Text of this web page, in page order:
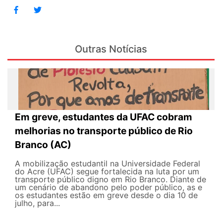
Outras Notícias
Em greve, estudantes da UFAC cobram
melhorias no transporte público de Rio
Branco (AC)
A mobilização estudantil na Universidade Federal
do Acre (UFAC) segue fortalecida na luta por um
transporte público digno em Rio Branco. Diante de
um cenário de abandono pelo poder público, as e
os estudantes estão em greve desde o dia 10 de
julho, para...